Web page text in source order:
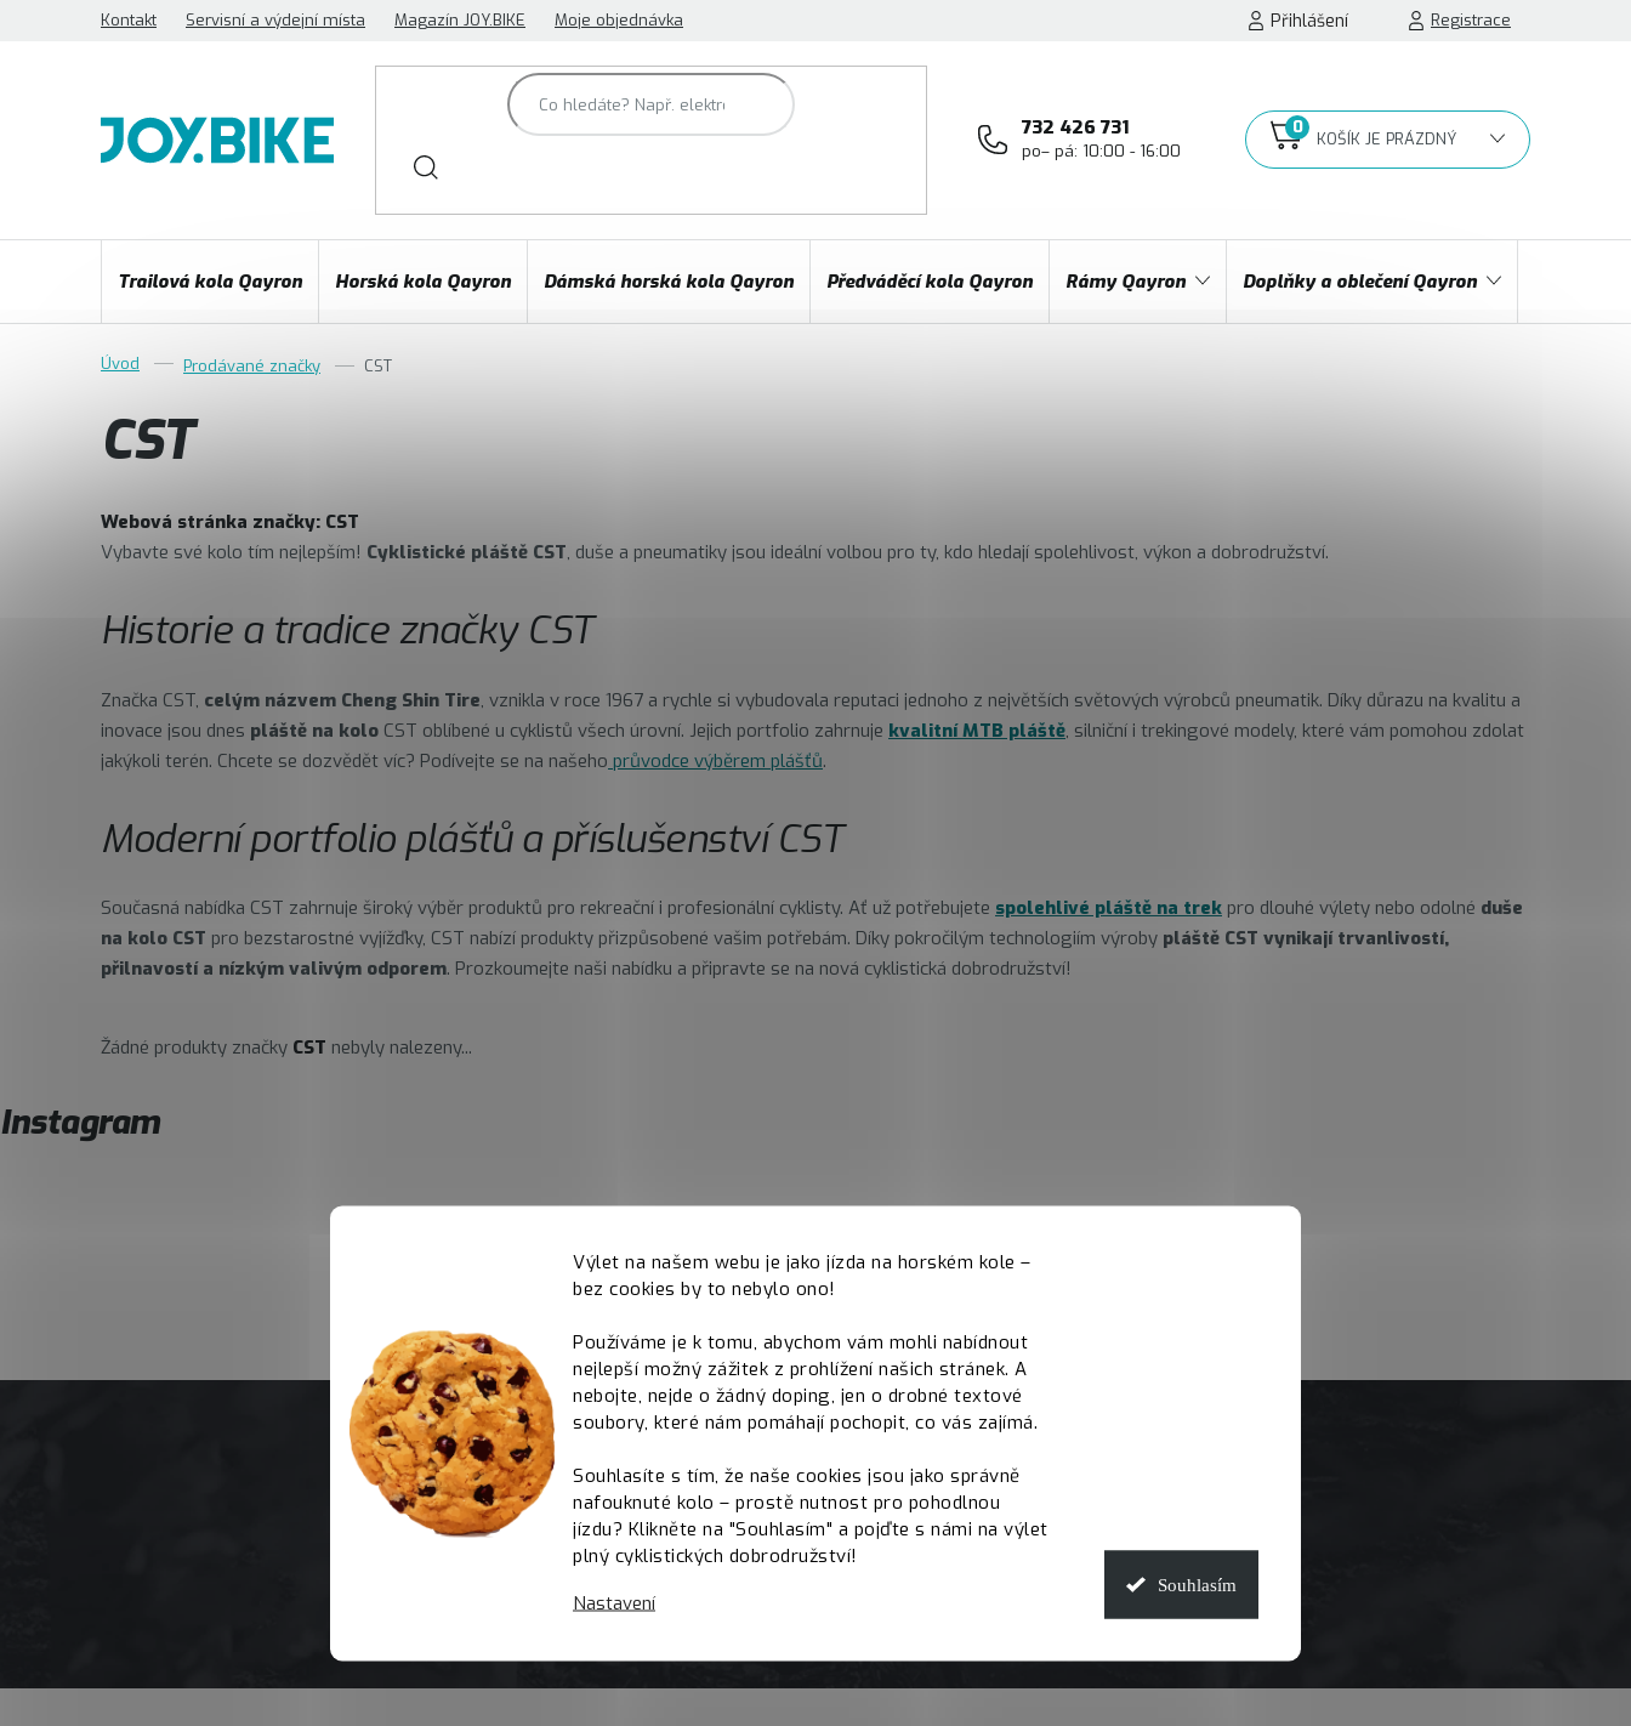
Výlet na našem webu je jako jízda na horském kole –
bez cookies by to nebylo ono!
Používáme je k tomu, abychom vám mohli nabídnout
nejlepší možný zážitek z prohlížení našich stránek. A
nebojte, nejde o žádný doping, jen o drobné textové
soubory, které nám pomáhají pochopit, co vás zajímá.
Souhlasíte s tím, že naše cookies jsou jako správně
nafouknuté kolo – prostě nutnost pro pohodlnou
jízdu? Klikněte na "Souhlasím" a pojďte s námi na výlet
plný cyklistických dobrodružství!
Nastavení
Souhlasím
Kontakt Servisní a výdejní místa Magazín JOY.BIKE Moje objednávka Přihlášení Registrace
732 426 731
po– pá: 10:00 - 16:00
NÁKUPNÍ
Trailová kola Qayron Horská kola Qayron Dámská horská kola Qayron Předváděcí kola Qayron Rámy Qayron Doplňky a oblečení Qayron
Prodávané značky CST
CST
Webová stránka značky: CST
Vybavte své kolo tím nejlepším! Cyklistické pláště CST, duše a pneumatiky jsou ideální volbou pro ty, kdo hledají spolehlivost, výkon a dobrodružství.
Historie a tradice značky CST
Značka CST, celým názvem Cheng Shin Tire, vznikla v roce 1967 a rychle si vybudovala reputaci jednoho z největších světových výrobců pneumatik. Díky důrazu na kvalitu a
inovace jsou dnes pláště na kolo CST oblíbené u cyklistů všech úrovní. Jejich portfolio zahrnuje kvalitní MTB pláště, silniční i trekingové modely, které vám pomohou zdolat
jakýkoli terén. Chcete se dozvědět víc? Podívejte se na našeho průvodce výběrem plášťů.
Moderní portfolio plášťů a příslušenství CST
Současná nabídka CST zahrnuje široký výběr produktů pro rekreační i profesionální cyklisty. Ať už potřebujete spolehlivé pláště na trek pro dlouhé výlety nebo odolné duše
na kolo CST pro bezstarostné vyjížďky, CST nabízí produkty přizpůsobené vašim potřebám. Díky pokročilým technologiím výroby pláště CST vynikají trvanlivostí,
přilnavostí a nízkým valivým odporem. Prozkoumejte naši nabídku a připravte se na nová cyklistická dobrodružství!
Žádné produkty značky CST nebyly nalezeny...
Instagram